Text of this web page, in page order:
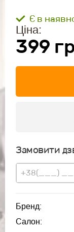
Є в
Ціна:
399
Замовити
Бренд:
Салон: